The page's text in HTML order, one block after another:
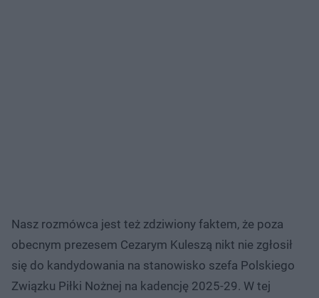
Nasz rozmówca jest też zdziwiony faktem, że poza
obecnym prezesem Cezarym Kuleszą nikt nie zgłosił
się do kandydowania na stanowisko szefa Polskiego
Związku Piłki Nożnej na kadencję 2025-29. W tej